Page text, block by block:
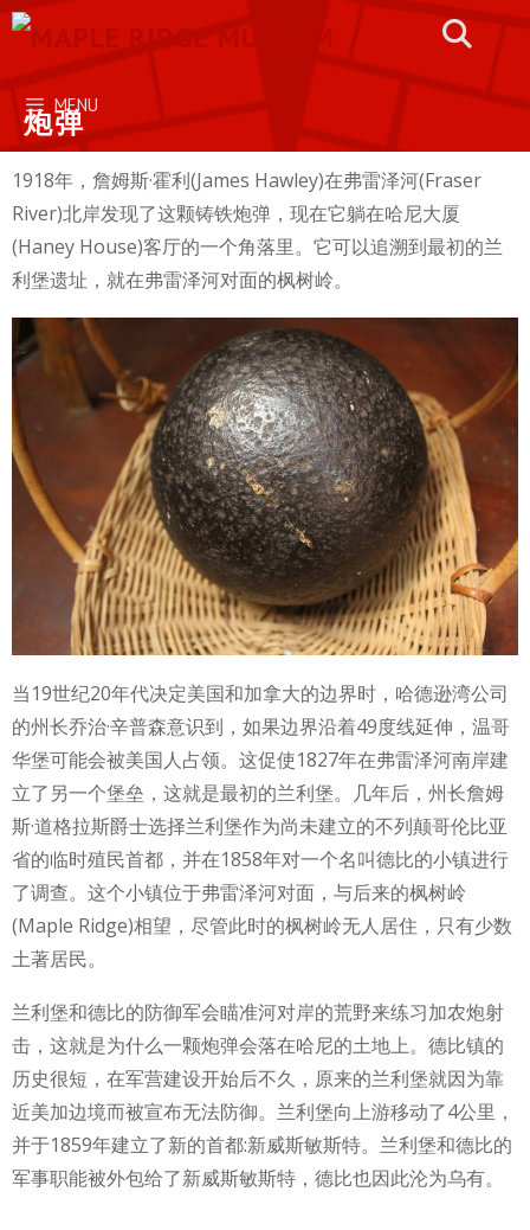
Skip
content
MENU
炮弹
1918年，詹姆斯·霍利(James Hawley)在弗雷泽河(Fraser
River)北岸发现了这颗铸铁炮弹，现在它躺在哈尼大厦
(Haney House)客厅的一个角落里。它可以追溯到最初的兰
利堡遗址，就在弗雷泽河对面的枫树岭。
当19世纪20年代决定美国和加拿大的边界时，哈德逊湾公司
的州长乔治·辛普森意识到，如果边界沿着49度线延伸，温哥
华堡可能会被美国人占领。这促使1827年在弗雷泽河南岸建
立了另一个堡垒，这就是最初的兰利堡。几年后，州长詹姆
斯·道格拉斯爵士选择兰利堡作为尚未建立的不列颠哥伦比亚
省的临时殖民首都，并在1858年对一个名叫德比的小镇进行
了调查。这个小镇位于弗雷泽河对面，与后来的枫树岭
(Maple Ridge)相望，尽管此时的枫树岭无人居住，只有少数
土著居民。
兰利堡和德比的防御军会瞄准河对岸的荒野来练习加农炮射
击，这就是为什么一颗炮弹会落在哈尼的土地上。德比镇的
历史很短，在军营建设开始后不久，原来的兰利堡就因为靠
近美加边境而被宣布无法防御。兰利堡向上游移动了4公里，
并于1859年建立了新的首都:新威斯敏斯特。兰利堡和德比的
军事职能被外包给了新威斯敏斯特，德比也因此沦为乌有。